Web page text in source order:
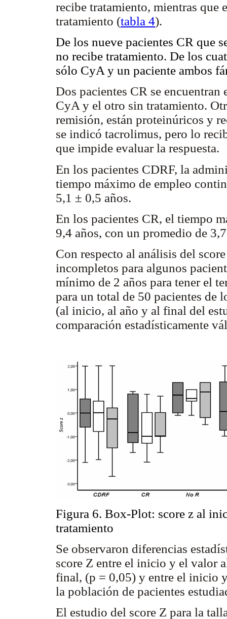
recibe tratamiento, mientras
tratamiento (tabla 4).
De los nueve pacientes CR que
no recibe tratamiento. De los
sólo CyA y un paciente ambos
Dos pacientes CR se
CyA y el otro sin tratamiento.
remisión, están proteinúricos y
se indicó tacrolimus, pero lo
que impide evaluar la respuesta.
En los pacientes CDRF, la
tiempo máximo de empleo
5,1 ± 0,5 años.
En los pacientes CR, el tiempo
9,4 años, con un promedio de
Con respecto al análisis del
incompletos para algunos
mínimo de 2 años para tener el
para un total de 50 pacientes de
(al inicio, al año y al final del
comparación estadísticamente
Figura 6. Box-Plot: score z al
tratamiento
Se observaron diferencias
score Z entre el inicio y el valor
final, (p = 0,05) y entre el inicio
la población de pacientes
El estudio del score Z para la